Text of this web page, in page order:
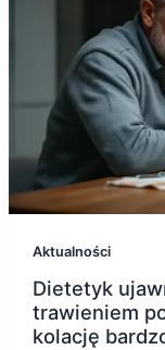
Aktualności
Dietetyk
trawieniem
kolację